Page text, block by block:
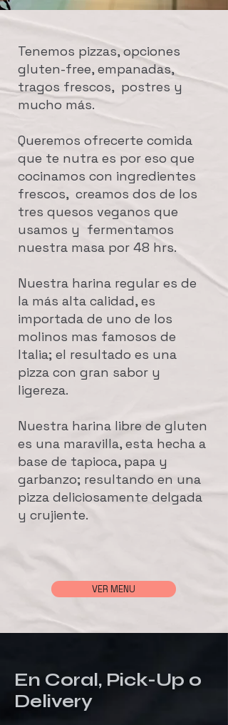
Tenemos pizzas, opciones
gluten-free, empanadas,
tragos frescos, postres y
mucho más.
Queremos ofrecerte comida
que te nutra es por eso que
cocinamos con ingredientes
frescos, creamos dos de los
tres quesos veganos que
usamos y fermentamos
nuestra masa por 48 hrs.
Nuestra harina regular es de
la más alta calidad, es
importada de uno de los
molinos mas famosos de
Italia; el resultado es una
pizza con gran sabor y
ligereza.
Nuestra harina libre de gluten
es una maravilla, esta hecha a
base de tapioca, papa y
garbanzo; resultando en una
pizza deliciosamente delgada
y crujiente.
VER MENU
En Coral, Pick-Up o
Delivery